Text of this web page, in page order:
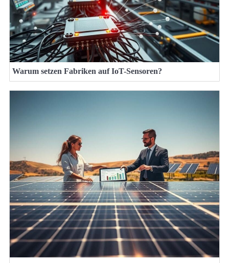
Warum setzen Fabriken auf IoT-Sensoren?